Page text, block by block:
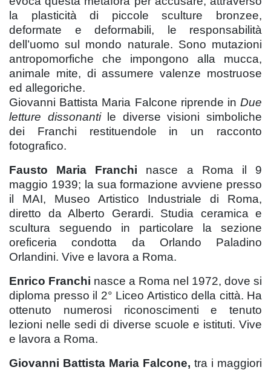
la plasticità di piccole sculture bronzee,
deformate e deformabili, le responsabilità
dell’uomo sul mondo naturale. Sono mutazioni
antropomorfiche che impongono alla mucca,
animale mite, di assumere valenze mostruose
ed allegoriche.
Giovanni Battista Maria Falcone riprende in Due
letture dissonanti le diverse visioni simboliche
dei Franchi restituendole in un racconto
fotografico.
Fausto Maria Franchi nasce a Roma il 9
maggio 1939; la sua formazione avviene presso
il MAI, Museo Artistico Industriale di Roma,
diretto da Alberto Gerardi. Studia ceramica e
scultura seguendo in particolare la sezione
oreficeria condotta da Orlando Paladino
Orlandini. Vive e lavora a Roma.
Enrico Franchi nasce a Roma nel 1972, dove si
diploma presso il 2° Liceo Artistico della città. Ha
ottenuto numerosi riconoscimenti e tenuto
lezioni nelle sedi di diverse scuole e istituti. Vive
e lavora a Roma.
Giovanni Battista Maria Falcone, tra i maggiori